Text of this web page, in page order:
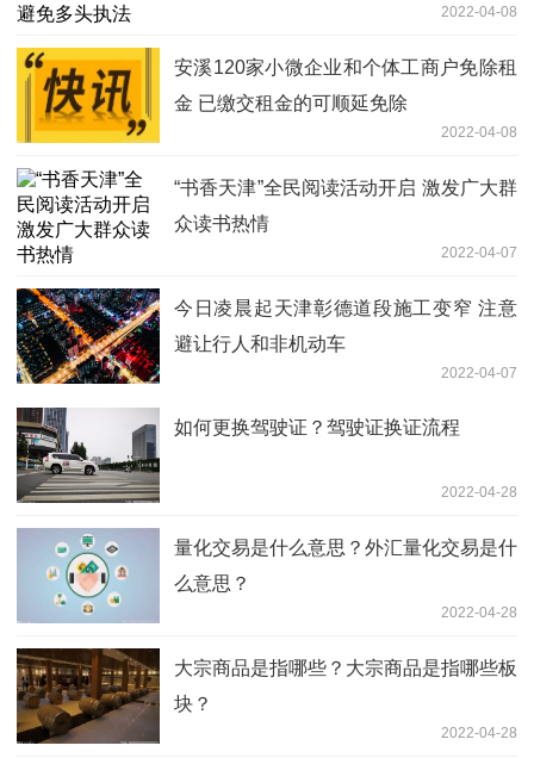
2022-04-08
安溪120家小微企业和个体工商户免除租
金 已缴交租金的可顺延免除
2022-04-08
“书香天津”全民阅读活动开启 激发广大群
众读书热情
2022-04-07
今日凌晨起天津彰德道段施工变窄 注意
避让行人和非机动车
2022-04-07
如何更换驾驶证？驾驶证换证流程
2022-04-28
量化交易是什么意思？外汇量化交易是什
么意思？
2022-04-28
大宗商品是指哪些？大宗商品是指哪些板
块？
2022-04-28